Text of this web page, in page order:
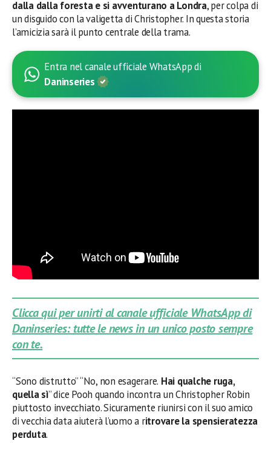
dalla dalla foresta e si avventurano a Londra, per colpa di
un disguido con la valigetta di Christopher. In questa storia
l’amicizia sarà il punto centrale della trama.
Entra nel canale ufficiale WhatsApp di
Daninseries
Clicca qui per unirti al canale ufficiale WhatsApp di
Daninseries: tutte le news in un unico posto sempre
con te.
“Sono distrutto” “No, non esagerare. Hai qualche ruga,
quella sì” dice Pooh quando incontra un Christopher Robin
piuttosto invecchiato. Sicuramente riunirsi con il suo amico
di vecchia data aiuterà l’uomo a ritrovare la spensieratezza
perduta.